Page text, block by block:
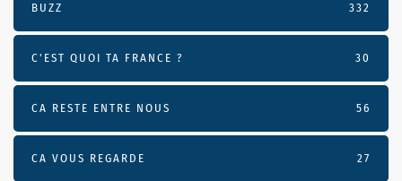
BUZZ 332
C'EST QUOI TA FRANCE ? 30
CA RESTE ENTRE NOUS 56
CA VOUS REGARDE 27